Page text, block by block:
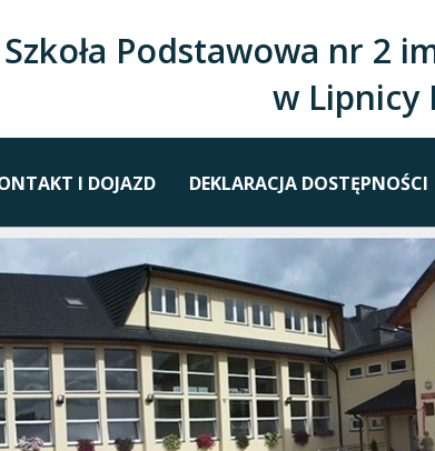
Szkoła Podstawowa nr 2
w Lipnicy
I DOJAZD DEKLARACJA DOSTĘPNOŚCI